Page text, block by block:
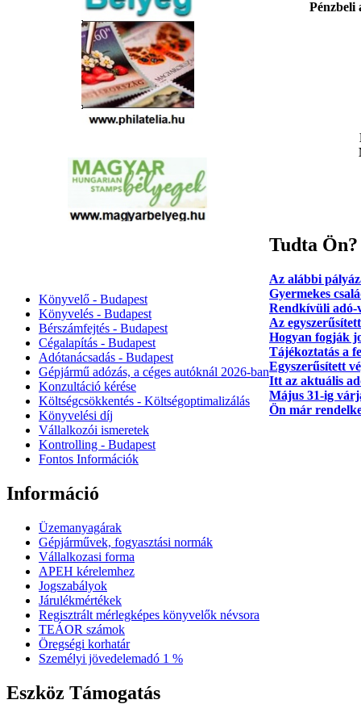
Könyvelő - Budapest
Könyvelés - Budapest
Bérszámfejtés - Budapest
Cégalapítás - Budapest
Adótanácsadás - Budapest
Gépjármű adózás, a céges autóknál 2026‑ban
Konzultáció kérése
Költségcsökkentés - Költségoptimalizálás
Könyvelési díj
Vállalkozói ismeretek
Kontrolling - Budapest
Fontos Információk
Információ
Üzemanyagárak
Gépjárművek, fogyasztási normák
Vállalkozasi forma
APEH kérelemhez
Jogszabályok
Járulékmértékek
Regisztrált mérlegképes könyvelők névsora
TEÁOR számok
Öregségi korhatár
Személyi jövedelemadó 1 %
Eszköz Támogatás
Pénzbeli
Tudta Ön?
Az alábbi
Gyermekes
Rendkívüli adó-
Az
Hogyan fogják
Tájékoztatás a
Egyszerűsített
Itt az aktuális
Május 31-ig
Ön már